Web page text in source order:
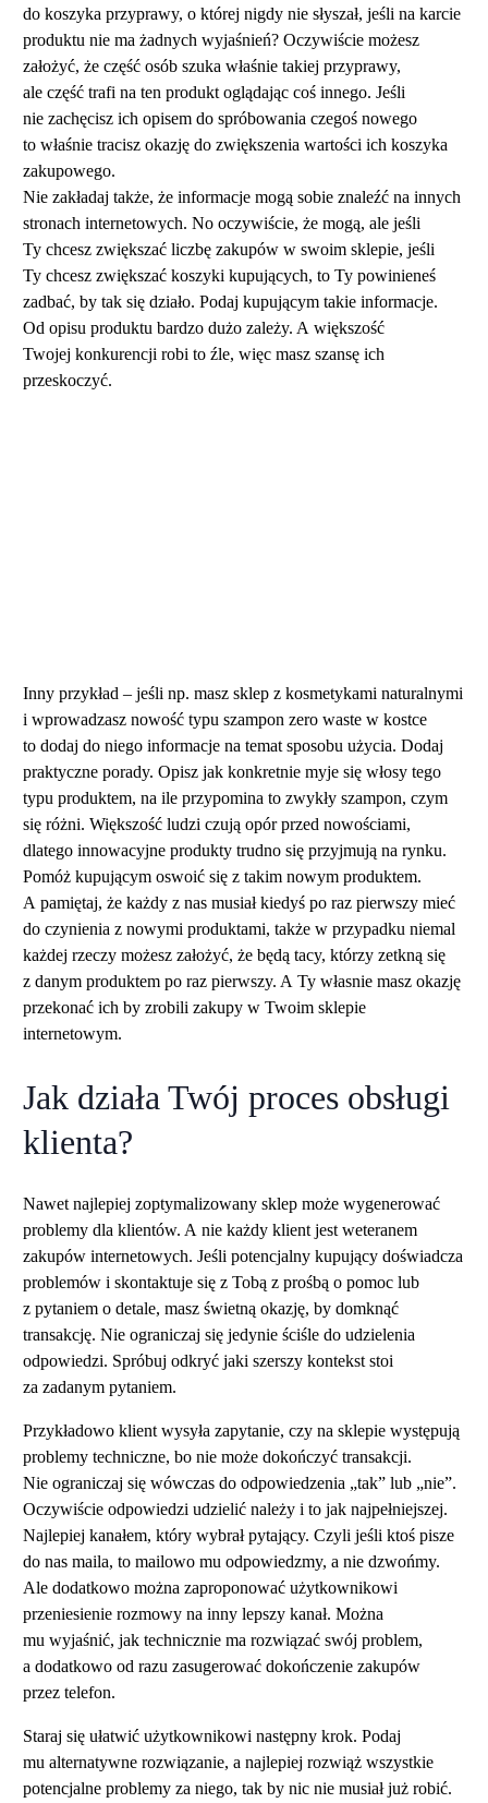
do koszyka przyprawy, o której nigdy nie słyszał, jeśli na karcie
produktu nie ma żadnych wyjaśnień? Oczywiście możesz
założyć, że część osób szuka właśnie takiej przyprawy,
ale część trafi na ten produkt oglądając coś innego. Jeśli
nie zachęcisz ich opisem do spróbowania czegoś nowego
to właśnie tracisz okazję do zwiększenia wartości ich koszyka
zakupowego.
Nie zakładaj także, że informacje mogą sobie znaleźć na innych
stronach internetowych. No oczywiście, że mogą, ale jeśli
Ty chcesz zwiększać liczbę zakupów w swoim sklepie, jeśli
Ty chcesz zwiększać koszyki kupujących, to Ty powinieneś
zadbać, by tak się działo. Podaj kupującym takie informacje.
Od opisu produktu bardzo dużo zależy. A większość
Twojej konkurencji robi to źle, więc masz szansę ich
przeskoczyć.
Inny przykład – jeśli np. masz sklep z kosmetykami naturalnymi
i wprowadzasz nowość typu szampon zero waste w kostce
to dodaj do niego informacje na temat sposobu użycia. Dodaj
praktyczne porady. Opisz jak konkretnie myje się włosy tego
typu produktem, na ile przypomina to zwykły szampon, czym
się różni. Większość ludzi czują opór przed nowościami,
dlatego innowacyjne produkty trudno się przyjmują na rynku.
Pomóż kupującym oswoić się z takim nowym produktem.
A pamiętaj, że każdy z nas musiał kiedyś po raz pierwszy mieć
do czynienia z nowymi produktami, także w przypadku niemal
każdej rzeczy możesz założyć, że będą tacy, którzy zetkną się
z danym produktem po raz pierwszy. A Ty własnie masz okazję
przekonać ich by zrobili zakupy w Twoim sklepie
internetowym.
Jak działa Twój proces obsługi
klienta?
Nawet najlepiej zoptymalizowany sklep może wygenerować
problemy dla klientów. A nie każdy klient jest weteranem
zakupów internetowych. Jeśli potencjalny kupujący doświadcza
problemów i skontaktuje się z Tobą z prośbą o pomoc lub
z pytaniem o detale, masz świetną okazję, by domknąć
transakcję. Nie ograniczaj się jedynie ściśle do udzielenia
odpowiedzi. Spróbuj odkryć jaki szerszy kontekst stoi
za zadanym pytaniem.
Przykładowo klient wysyła zapytanie, czy na sklepie występują
problemy techniczne, bo nie może dokończyć transakcji.
Nie ograniczaj się wówczas do odpowiedzenia „tak” lub „nie”.
Oczywiście odpowiedzi udzielić należy i to jak najpełniejszej.
Najlepiej kanałem, który wybrał pytający. Czyli jeśli ktoś pisze
do nas maila, to mailowo mu odpowiedzmy, a nie dzwońmy.
Ale dodatkowo można zaproponować użytkownikowi
przeniesienie rozmowy na inny lepszy kanał. Można
mu wyjaśnić, jak technicznie ma rozwiązać swój problem,
a dodatkowo od razu zasugerować dokończenie zakupów
przez telefon.
Staraj się ułatwić użytkownikowi następny krok. Podaj
mu alternatywne rozwiązanie, a najlepiej rozwiąż wszystkie
potencjalne problemy za niego, tak by nic nie musiał już robić.